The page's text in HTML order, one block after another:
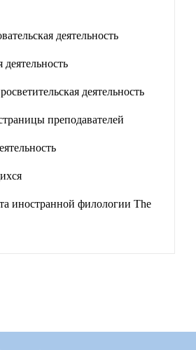
деятельность
деятельность
преподавателей
иностранной филологии The